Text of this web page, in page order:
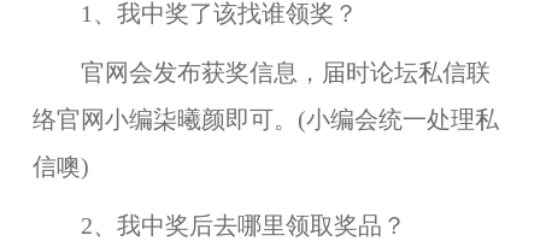
1、我中奖了该找谁领奖？
官网会发布获奖信息，届时论坛私信联
络官网小编柒曦颜即可。(小编会统一处理私
信噢)
2、我中奖后去哪里领取奖品？